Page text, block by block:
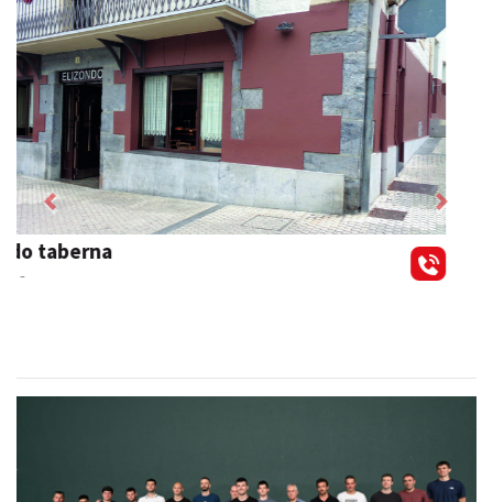
Barn trasteleku eta biltegi txikien alokairua
Urnieta
Previous Next